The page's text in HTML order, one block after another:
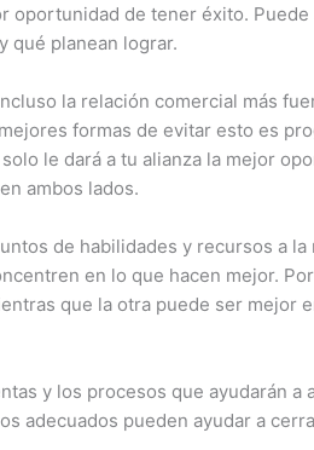
oportunidad de tener éxito.
qué planean lograr.
la relación comercial más
formas de evitar esto es
le dará a tu alianza la mejor
ambos lados.
de habilidades y recursos a la
en lo que hacen mejor.
que la otra puede ser mejor
y los procesos que ayudarán a
adecuados pueden ayudar a